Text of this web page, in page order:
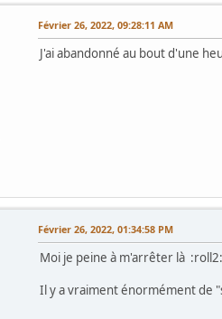
Février 26, 2022, 09:28:11 AM
J'ai abandonné au bout d'une
Février 26, 2022, 01:34:58 PM
Moi je peine à m'arrêter là :roll2:
Il y a vraiment énormément de